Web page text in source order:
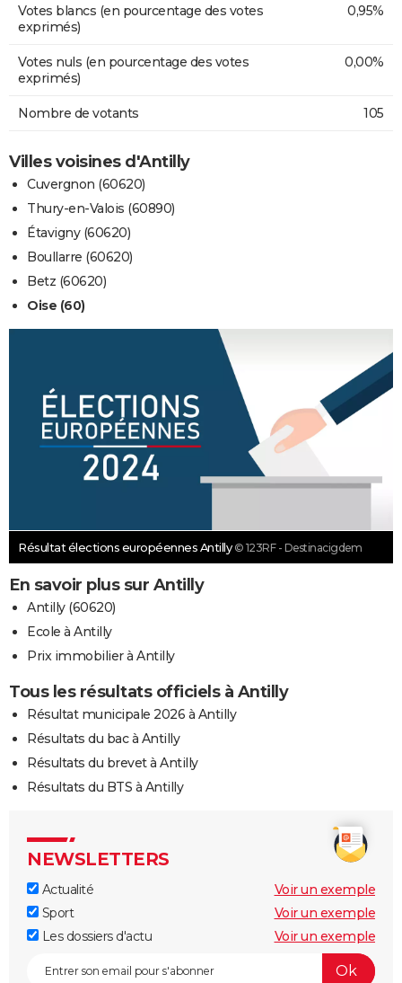
Votes blancs (en pourcentage des votes
exprimés)
0,95%
Votes nuls (en pourcentage des votes
exprimés)
0,00%
Nombre de votants 105
Villes voisines d'Antilly
Cuvergnon (60620)
Thury-en-Valois (60890)
Étavigny (60620)
Boullarre (60620)
Betz (60620)
Oise (60)
Résultat élections européennes Antilly © 123RF - Destinacigdem
En savoir plus sur Antilly
Antilly (60620)
Ecole à Antilly
Prix immobilier à Antilly
Tous les résultats officiels à Antilly
Résultat municipale 2026 à Antilly
Résultats du bac à Antilly
Résultats du brevet à Antilly
Résultats du BTS à Antilly
NEWSLETTERS
Actualité
Voir un exemple
Sport
Voir un exemple
Les dossiers d'actu
Voir un exemple